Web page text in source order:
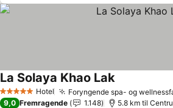
5 Stjerner Hotel Foryngende spa- og
La Solaya Khao Lak
9,0 Fremragende 1.148 5.8 km til